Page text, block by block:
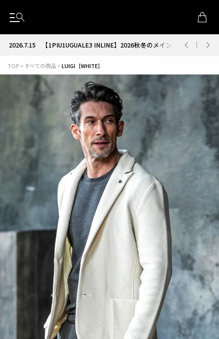
2026.7.15【1PIU1UGUALE3 INLINE】2026秋冬のメインコレクションが
TOP すべての商品 LUIGI［WHITE］